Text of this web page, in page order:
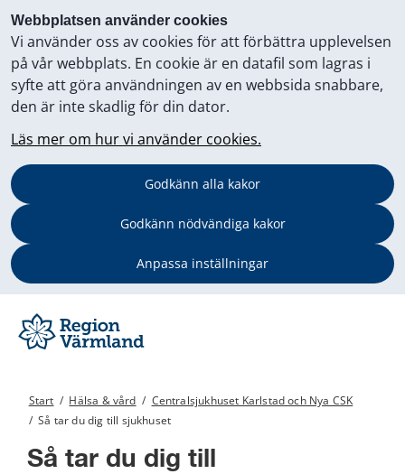
Webbplatsen använder cookies
Vi använder oss av cookies för att förbättra upplevelsen
på vår webbplats. En cookie är en datafil som lagras i
syfte att göra användningen av en webbsida snabbare,
den är inte skadlig för din dator.
Läs mer om hur vi använder cookies.
Godkänn alla kakor
Godkänn nödvändiga kakor
Anpassa inställningar
Start / Hälsa & vård / Centralsjukhuset Karlstad och Nya CSK
/ Så tar du dig till sjukhuset
Så tar du dig till